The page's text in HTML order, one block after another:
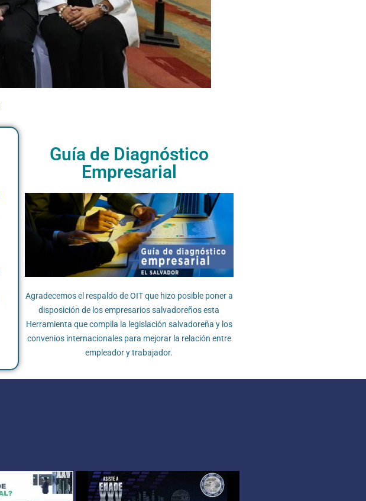
Guía de Diagnóstico
Empresarial
Agradecemos el respaldo de OIT que hizo posible poner a
disposición de los empresarios salvadoreños esta
Herramienta que compila la legislación salvadoreña y los
convenios internacionales para mejorar la relación entre
empleador y trabajador.